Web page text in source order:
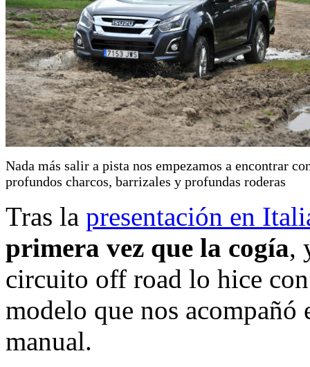
Nada más salir a pista nos empezamos a encontrar
profundos charcos, barrizales y profundas roderas
Tras la presentación en
primera vez que la cogía,
circuito off road lo hice
modelo que nos acompañó
manual.